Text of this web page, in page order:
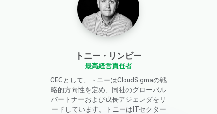
トニー・リンビー
最高経営責任者
CEOとして、トニーはCloudSigmaの戦
略的方向性を定め、同社のグローバル
パートナーおよび成長アジェンダをリ
ードしています。トニーはITセクター